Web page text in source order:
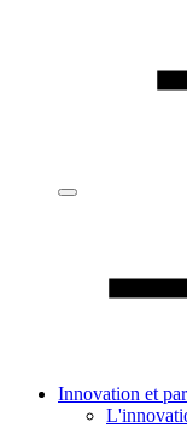
Innovation et